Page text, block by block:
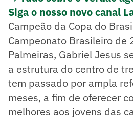
Siga o nosso novo canal
Campeão da Copa do
Campeonato Brasileiro de
Palmeiras, Gabriel Jesus
a estrutura do centro de
tem passado por ampla
meses, a fim de oferecer
melhores aos jovens das